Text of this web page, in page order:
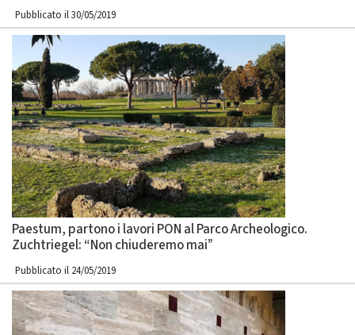
Pubblicato il 30/05/2019
Paestum, partono i lavori PON al Parco Archeologico.
Zuchtriegel: “Non chiuderemo mai”
Pubblicato il 24/05/2019